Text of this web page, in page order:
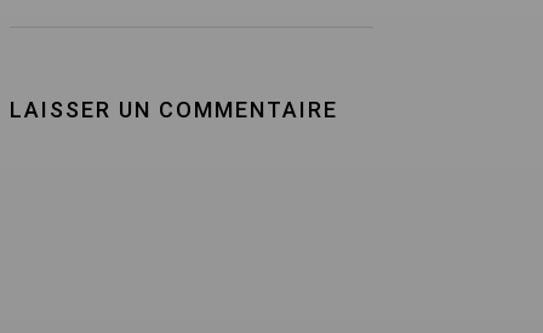
LAISSER UN COMMENTAIRE